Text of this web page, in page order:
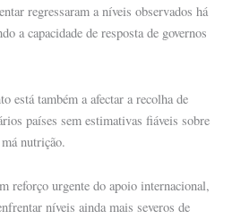
regressaram a níveis observados há
a capacidade de resposta de governos
está também a afectar a recolha de
países sem estimativas fiáveis sobre
nutrição.
reforço urgente do apoio internacional,
níveis ainda mais severos de